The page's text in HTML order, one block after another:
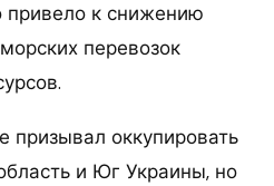
привело к снижению
перевозок
призывал оккупировать
и Юг Украины, но